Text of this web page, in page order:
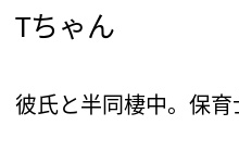
Tちゃん
彼氏と半同棲中。保育